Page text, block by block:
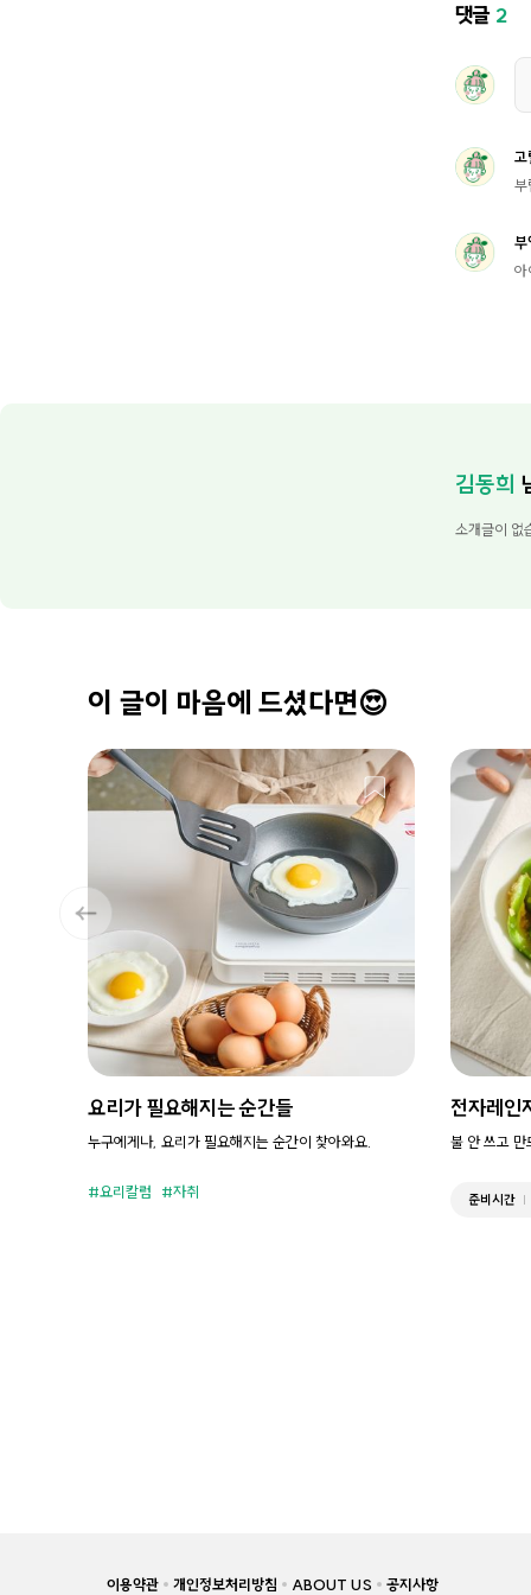
댓글 2
부
아
김동희
소개글이 없
이 글이 마음에 드셨다면😍
요리가 필요해지는 순간들
누구에게나, 요리가 필요해지는 순간이 찾아와요.
요리칼럼 자취
전자레인
불 안 쓰고
준비시간
이용약관 개인정보처리방침 ABOUT US 공지사항